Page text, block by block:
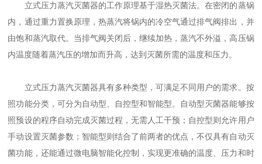
立式压力蒸汽灭菌器的工作原理基于湿热灭菌法。在密闭的蒸锅
内，通过重力置换原理，热蒸汽将锅内的冷空气通过排气阀排出，并
由饱和蒸汽取代。当排气阀关闭后，继续加热，蒸汽不外溢，高压锅
内温度随着蒸汽压的增加而升高，达到灭菌所需的温度和压力。
立式压力蒸汽灭菌器具有多种类型，可满足不同用户的需求。按
照功能分类，可分为自动型、自控型和智能型。自动型灭菌器能够按
照预设的程序自动完成灭菌过程，无需人工干预；自控型则允许用户
手动设置灭菌参数；智能型则结合了前两者的优点，不仅具有自动灭
菌功能，还能通过微电脑智能化控制，实现更准确的温度、压力和时